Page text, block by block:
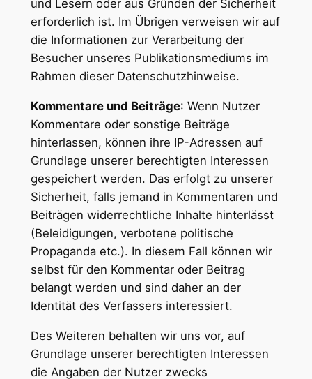
und Lesern oder aus Gründen der Sicherheit
erforderlich ist. Im Übrigen verweisen wir auf
die Informationen zur Verarbeitung der
Besucher unseres Publikationsmediums im
Rahmen dieser Datenschutzhinweise.
Kommentare und Beiträge: Wenn Nutzer
Kommentare oder sonstige Beiträge
hinterlassen, können ihre IP-Adressen auf
Grundlage unserer berechtigten Interessen
gespeichert werden. Das erfolgt zu unserer
Sicherheit, falls jemand in Kommentaren und
Beiträgen widerrechtliche Inhalte hinterlässt
(Beleidigungen, verbotene politische
Propaganda etc.). In diesem Fall können wir
selbst für den Kommentar oder Beitrag
belangt werden und sind daher an der
Identität des Verfassers interessiert.
Des Weiteren behalten wir uns vor, auf
Grundlage unserer berechtigten Interessen
die Angaben der Nutzer zwecks